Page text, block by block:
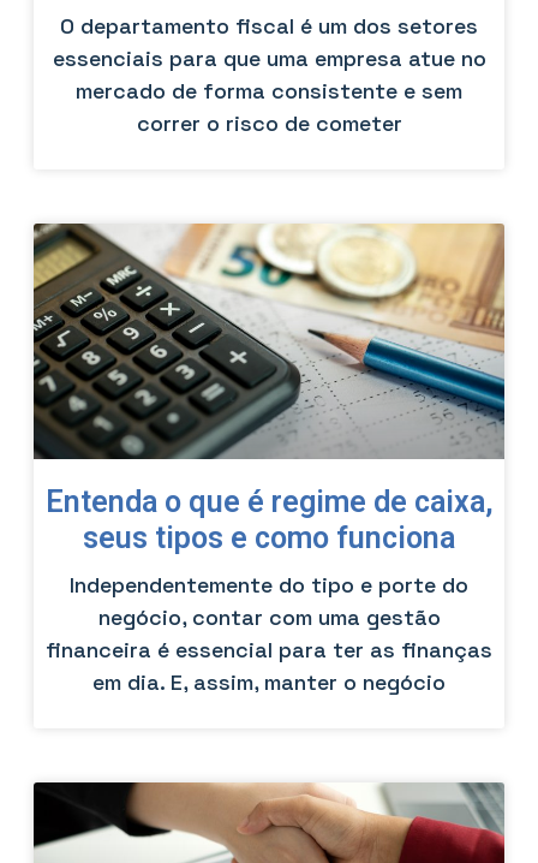
O departamento fiscal é um dos setores
essenciais para que uma empresa atue no
mercado de forma consistente e sem
correr o risco de cometer
Entenda o que é regime de caixa,
seus tipos e como funciona
Independentemente do tipo e porte do
negócio, contar com uma gestão
financeira é essencial para ter as finanças
em dia. E, assim, manter o negócio